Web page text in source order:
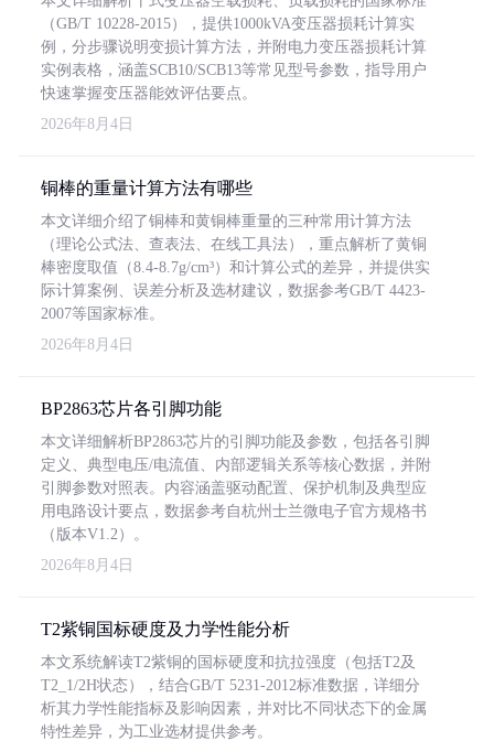
（GB/T 10228-2015），提供1000kVA变压器损耗计算实
例，分步骤说明变损计算方法，并附电力变压器损耗计算
实例表格，涵盖SCB10/SCB13等常见型号参数，指导用户
快速掌握变压器能效评估要点。
2026年8月4日
铜棒的重量计算方法有哪些
本文详细介绍了铜棒和黄铜棒重量的三种常用计算方法
（理论公式法、查表法、在线工具法），重点解析了黄铜
棒密度取值（8.4-8.7g/cm³）和计算公式的差异，并提供实
际计算案例、误差分析及选材建议，数据参考GB/T 4423-
2007等国家标准。
2026年8月4日
BP2863芯片各引脚功能
本文详细解析BP2863芯片的引脚功能及参数，包括各引脚
定义、典型电压/电流值、内部逻辑关系等核心数据，并附
引脚参数对照表。内容涵盖驱动配置、保护机制及典型应
用电路设计要点，数据参考自杭州士兰微电子官方规格书
（版本V1.2）。
2026年8月4日
T2紫铜国标硬度及力学性能分析
本文系统解读T2紫铜的国标硬度和抗拉强度（包括T2及
T2_1/2H状态），结合GB/T 5231-2012标准数据，详细分
析其力学性能指标及影响因素，并对比不同状态下的金属
特性差异，为工业选材提供参考。